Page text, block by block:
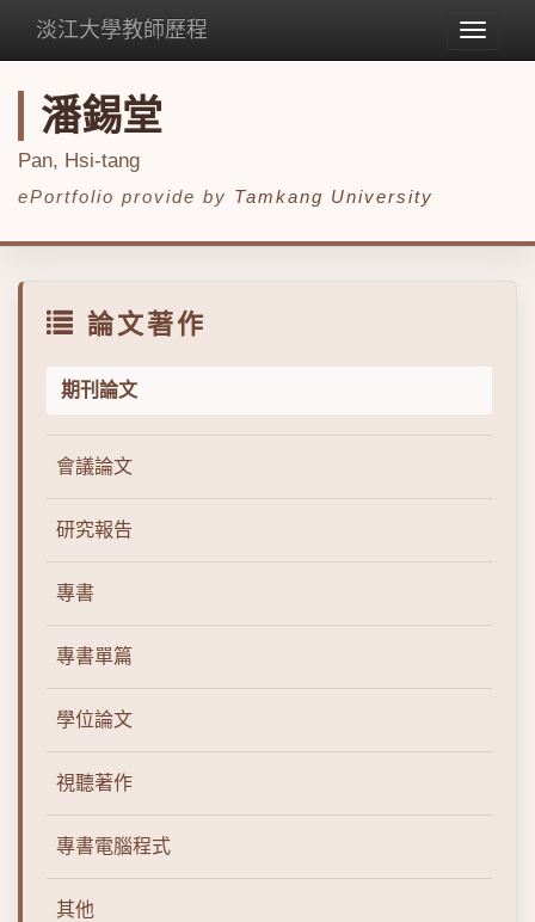
Toggle
淡江大學教師歷程
潘錫堂
Pan, Hsi-tang
ePortfolio provide by Tamkang University
論文著作
期刊論文
會議論文
研究報告
專書
專書單篇
學位論文
視聽著作
專書電腦程式
其他